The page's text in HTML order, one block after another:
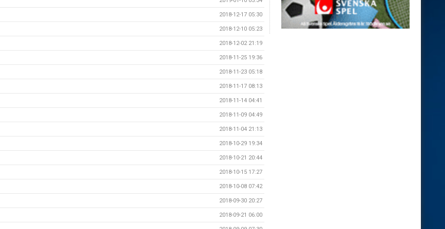
2018-12-17 05:30
2018-12-10 05:23
2018-12-02 21:19
2018-11-25 19:36
2018-11-23 05:18
2018-11-17 08:13
2018-11-14 04:41
2018-11-09 04:49
2018-11-04 21:13
2018-10-29 19:34
2018-10-21 20:44
2018-10-15 17:27
2018-10-08 07:42
2018-09-30 20:27
2018-09-21 06:00